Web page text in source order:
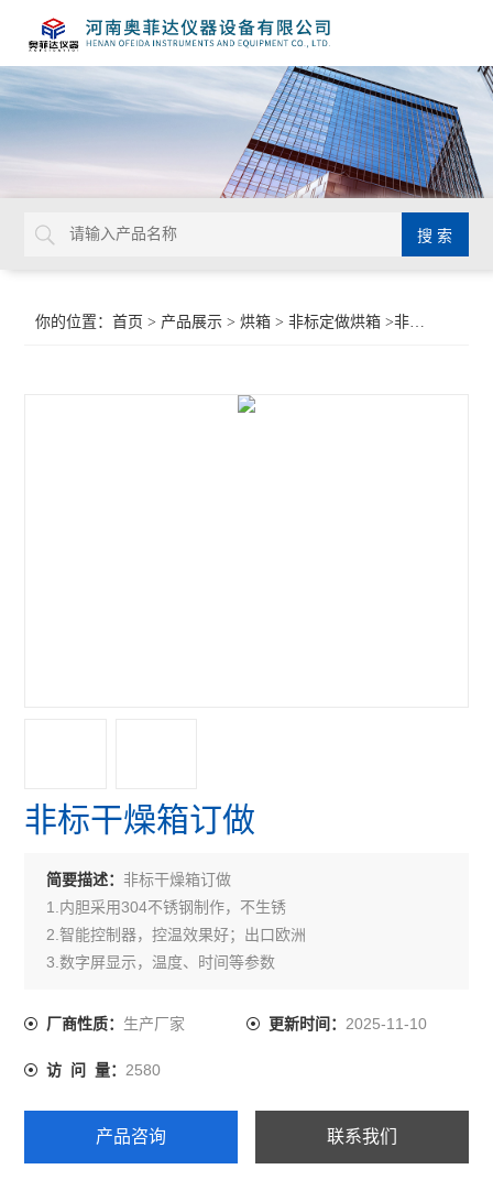
你的位置：首页 > 产品展示 >烘箱 >非标定做烘箱 >非标干燥箱订做
非标干燥箱订做
简要描述：非标干燥箱订做
1.内胆采用304不锈钢制作，不生锈
2.智能控制器，控温效果好；出口欧洲
3.数字屏显示，温度、时间等参数
5.售后有保障，国内各地均有售后服务（除乡镇）
厂商性质： 生产厂家 更新时间： 2025-11-10
访 问 量：2580
产品咨询 联系我们